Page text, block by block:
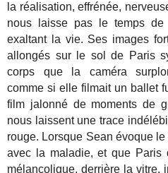
la réalisation, effrénée,
nous laisse pas le temps de
exaltant la vie. Ses images
allongés sur le sol de Paris
corps que la caméra
comme si elle filmait un ballet
film jalonné de moments de
nous laissent une trace
rouge. Lorsque Sean évoque
avec la maladie, et que Paris
mélancolique, derrière la vitre,